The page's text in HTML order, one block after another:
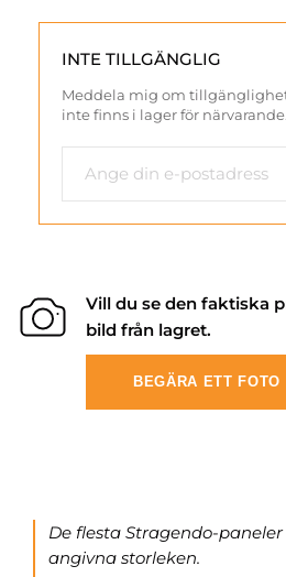
INTE TILLGÄNGLIG
Meddela mig om
inte finns i lager för närvarande.
Vill du se den faktiska
bild från lagret.
BEGÄRA ETT FOTO
De flesta Stragendo-
angivna storleken.